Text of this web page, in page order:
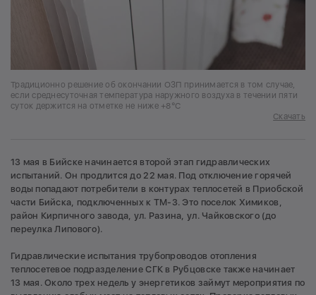
Традиционно решение об окончании ОЗП принимается в том случае,
если среднесуточная температура наружного воздуха в течении пяти
суток держится на отметке не ниже +8°С
Скачать
13 мая в Бийске начинается второй этап гидравлических
испытаний. Он продлится до 22 мая. Под отключение горячей
воды попадают потребители в контурах теплосетей в Приобской
части Бийска, подключенных к ТМ-3. Это поселок Химиков,
район Кирпичного завода, ул. Разина, ул. Чайковского (до
переулка Липового).
Гидравлические испытания трубопроводов отопления
теплосетевое подразделение СГК в Рубцовске также начинает
13 мая. Около трех недель у энергетиков займут мероприятия по